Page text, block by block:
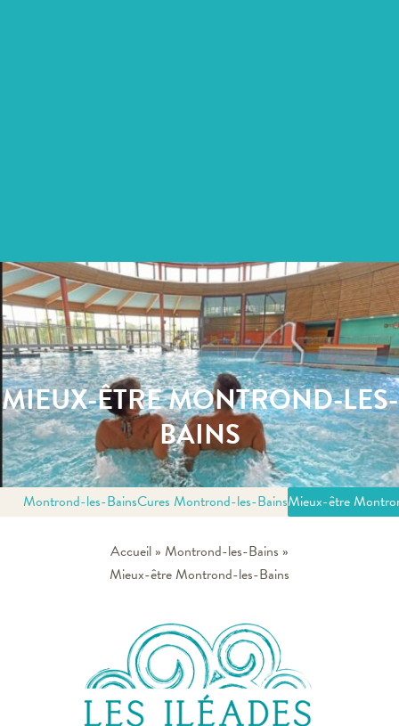
MIEUX-ÊTRE MONTROND-LES-
BAINS
Montrond-les-BainsCures Montrond-les-BainsMieux-être
Accueil » Montrond-les-Bains »
Mieux-être Montrond-les-Bains